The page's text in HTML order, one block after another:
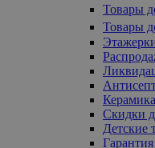
Товары
Товары
Скидки
Детские